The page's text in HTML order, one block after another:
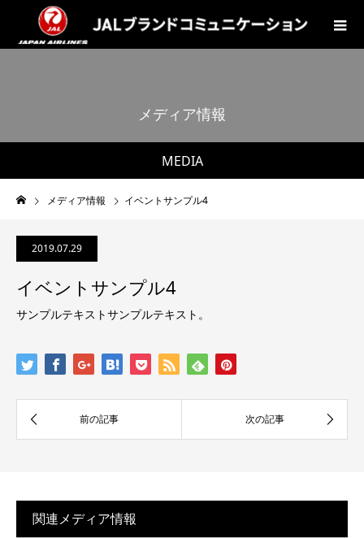
MEDIA
メディ ア情報
メディア情報 イベントサンプル4
2019.07.29
イベントサンプル4
サンプルテキストサンプルテキスト。
関連メディア情報